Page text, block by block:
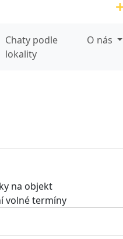
Chaty podle
lokality
O nás
na objekt
volné termíny